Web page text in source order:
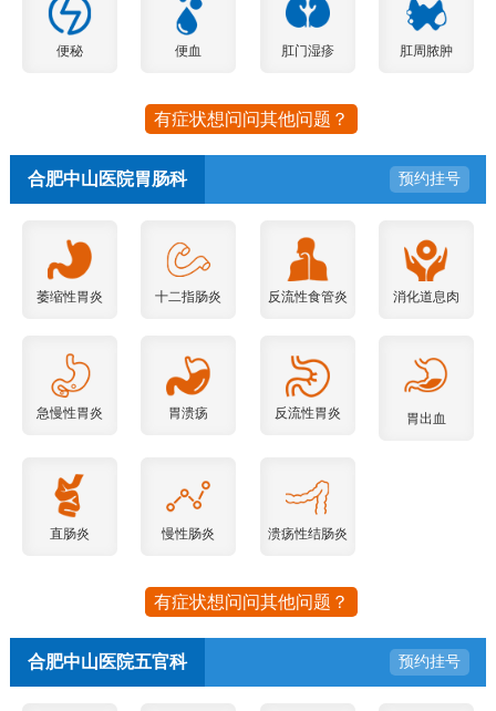
便秘 便血 肛门湿疹 肛周脓肿
有症状想问问其他问题？
合肥中山医院胃肠科 预约挂号
萎缩性胃炎 十二指肠炎 反流性食管炎 消化道息肉
急慢性胃炎 胃溃疡 反流性胃炎 胃出血
直肠炎 慢性肠炎 溃疡性结肠炎
有症状想问问其他问题？
合肥中山医院五官科 预约挂号